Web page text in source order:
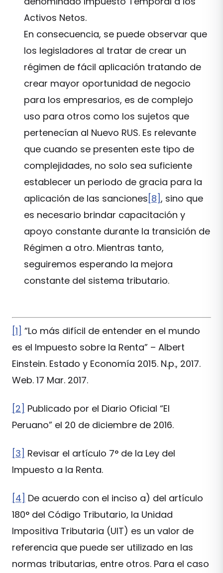
Activos Netos.
En consecuencia, se puede observar que
los legisladores al tratar de crear un
régimen de fácil aplicación tratando de
crear mayor oportunidad de negocio
para los empresarios, es de complejo
uso para otros como los sujetos que
pertenecían al Nuevo RUS. Es relevante
que cuando se presenten este tipo de
complejidades, no solo sea suficiente
establecer un periodo de gracia para la
aplicación de las sanciones [8], sino que
es necesario brindar capacitación y
apoyo constante durante la transición de
Régimen a otro. Mientras tanto,
seguiremos esperando la mejora
constante del sistema tributario.
[1] “Lo más difícil de entender en el mundo
es el Impuesto sobre la Renta” – Albert
Einstein. Estado y Economía 2015. N.p., 2017.
Web. 17 Mar. 2017.
[2] Publicado por el Diario Oficial “El
Peruano” el 20 de diciembre de 2016.
[3] Revisar el artículo 7° de la Ley del
Impuesto a la Renta.
[4] De acuerdo con el inciso a) del artículo
180° del Código Tributario, la Unidad
Impositiva Tributaria (UIT) es un valor de
referencia que puede ser utilizado en las
normas tributarias, entre otros. Para el caso